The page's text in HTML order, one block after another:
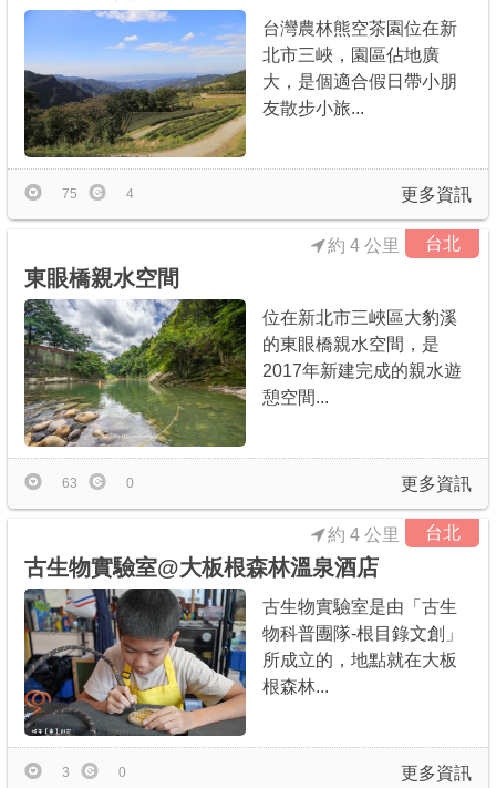
台灣農林熊空茶園位在新
北市三峽，園區佔地廣
大，是個適合假日帶小朋
友散步小旅...
更多資訊
75 4
台北
東眼橋親水空間
約 4 公里
位在新北市三峽區大豹溪
的東眼橋親水空間，是
2017年新建完成的親水遊
憩空間...
更多資訊
63 0
台北
古生物實驗室@大板根森林溫泉酒店
約 4 公里
古生物實驗室是由「古生
物科普團隊-根目錄文創」
所成立的，地點就在大板
根森林...
更多資訊
3 0